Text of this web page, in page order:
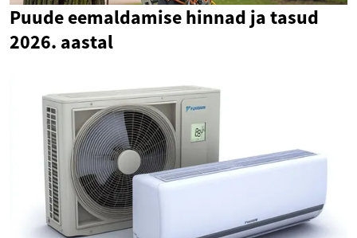
Puude eemaldamise hinnad ja tasud
2026. aastal